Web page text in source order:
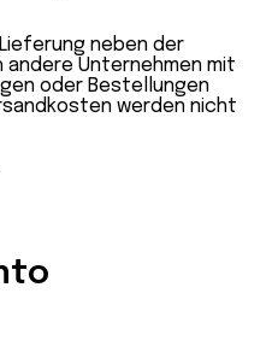
neben der
Unternehmen mit
oder Bestellungen
werden nicht